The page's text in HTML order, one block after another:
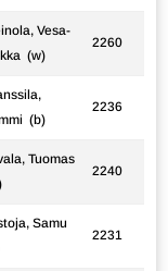
Vesa-
(w)
2260
(b)
2236
Tuomas
2240
Samu
2231